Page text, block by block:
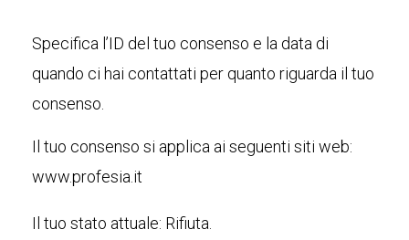
Specifica l’ID del tuo consenso e la data di
quando ci hai contattati per quanto riguarda il tuo
consenso.
Il tuo consenso si applica ai seguenti siti web:
www.profesia.it
Il tuo stato attuale: Rifiuta.